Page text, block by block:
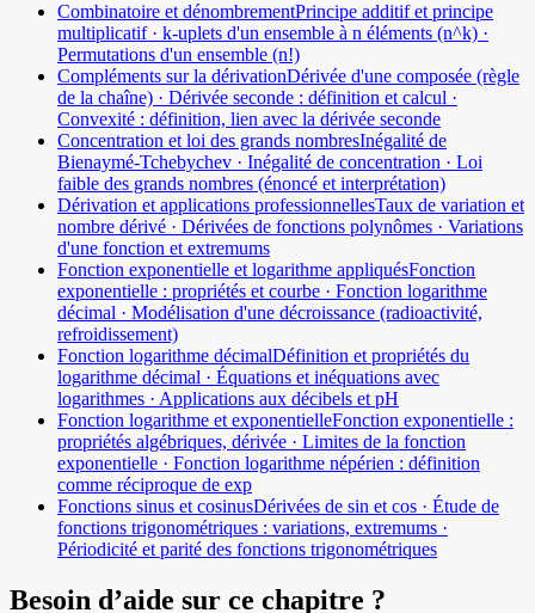
Combinatoire et dénombrementPrincipe additif et principe
multiplicatif · k-uplets d'un ensemble à n éléments (n^k) ·
Permutations d'un ensemble (n!)
Compléments sur la dérivationDérivée d'une composée (règle
de la chaîne) · Dérivée seconde : définition et calcul ·
Convexité : définition, lien avec la dérivée seconde
Concentration et loi des grands nombresInégalité de
Bienaymé-Tchebychev · Inégalité de concentration · Loi
faible des grands nombres (énoncé et interprétation)
Dérivation et applications professionnellesTaux de variation et
nombre dérivé · Dérivées de fonctions polynômes · Variations
d'une fonction et extremums
Fonction exponentielle et logarithme appliquésFonction
exponentielle : propriétés et courbe · Fonction logarithme
décimal · Modélisation d'une décroissance (radioactivité,
refroidissement)
Fonction logarithme décimalDéfinition et propriétés du
logarithme décimal · Équations et inéquations avec
logarithmes · Applications aux décibels et pH
Fonction logarithme et exponentielleFonction exponentielle :
propriétés algébriques, dérivée · Limites de la fonction
exponentielle · Fonction logarithme népérien : définition
comme réciproque de exp
Fonctions sinus et cosinusDérivées de sin et cos · Étude de
fonctions trigonométriques : variations, extremums ·
Périodicité et parité des fonctions trigonométriques
Besoin d’aide sur ce chapitre ?